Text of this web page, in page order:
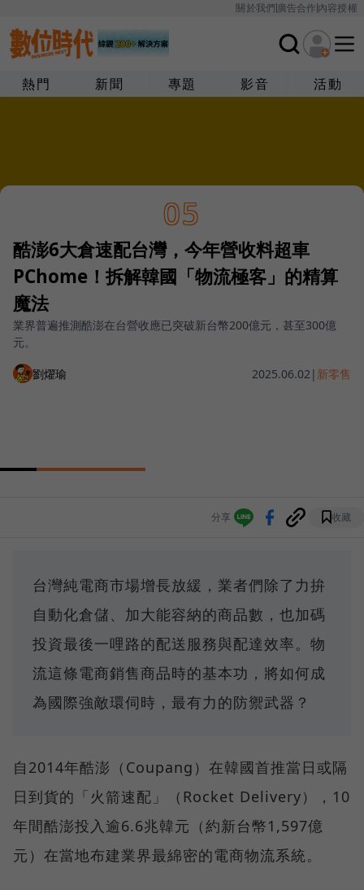
關於我們廣告合作內容授權
熱門 新聞 專題 影音 活動
05
酷澎6大倉速配台灣，今年營收料超車
PChome！拆解韓國「物流極客」的精算
魔法
業界普遍推測酷澎在台營收應已突破新台幣200億元，甚至300億
元。
劉燿瑜 2025.06.02 | 新零售
分享 收藏
台灣純電商市場增長放緩，業者們除了力拚
自動化倉儲、加大能容納的商品數，也加碼
投資最後一哩路的配送服務與配達效率。物
流這條電商銷售商品時的基本功，將如何成
為國際強敵環伺時，最有力的防禦武器？
自2014年酷澎（Coupang）在韓國首推當日或隔
日到貨的「火箭速配」（Rocket Delivery），10
年間酷澎投入逾6.6兆韓元（約新台幣1,597億
元）在當地布建業界最綿密的電商物流系統。